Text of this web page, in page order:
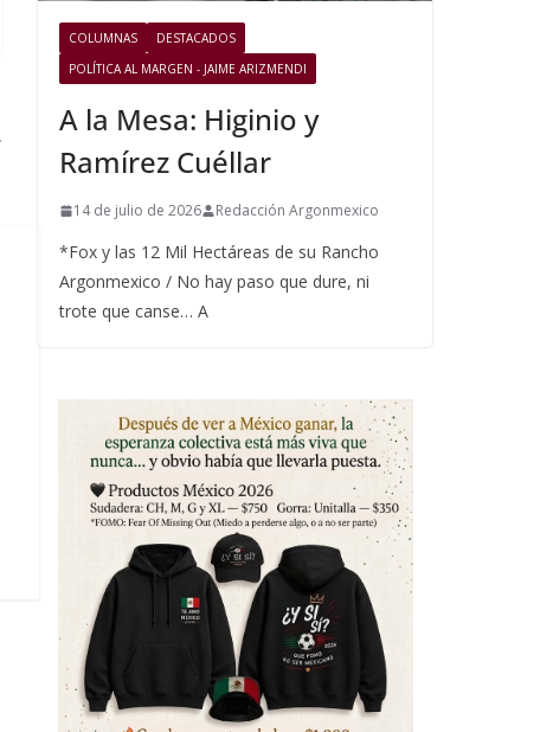
COLUMNAS
DESTACADOS
POLÍTICA AL MARGEN - JAIME ARIZMENDI
A la Mesa: Higinio y
Ramírez Cuéllar
14 de julio de 2026 Redacción Argonmexico
*Fox y las 12 Mil Hectáreas de su Rancho
Argonmexico / No hay paso que dure, ni
trote que canse… A